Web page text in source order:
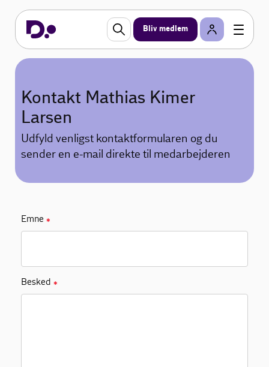
Bliv medlem
Kontakt Mathias Kimer
Larsen
Udfyld venligst kontaktformularen og du
sender en e-mail direkte til medarbejderen
Emne ✱
Besked ✱